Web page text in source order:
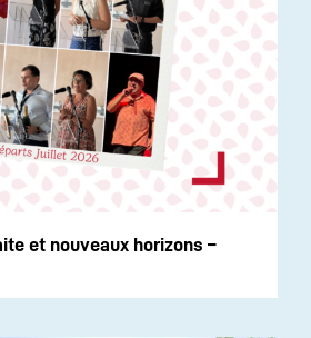
et nouveaux horizons –